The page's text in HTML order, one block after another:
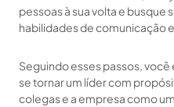
pessoas à sua volta e busque
habilidades de comunicação
Seguindo esses passos,
se tornar um líder com
colegas e a empresa como